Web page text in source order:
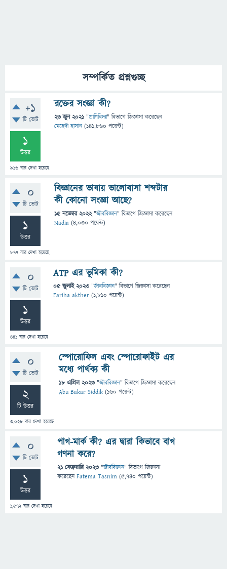
সম্পর্কিত প্রশ্নগুচ্ছ
+1
টি ভোট
1
উত্তর
916 বার দেখা হয়েছে
রক্তের সংজ্ঞা কী?
23 জুন 2021 "প্রাণিবিদ্যা" বিভাগে জিজ্ঞাসাকরেছেন
মেহেদী হাসান (141,860 পয়েন্ট)
0
টি ভোট
1
উত্তর
877 বার দেখা হয়েছে
বিজ্ঞানের ভাষায় ভালোবাসা শব্দটার
কী কোনো সংজ্ঞা আছে?
15 নভেম্বর 2022 "জীববিজ্ঞান" বিভাগে জিজ্ঞাসাকরেছেন
Nadia (4,030 পয়েন্ট)
0
টি ভোট
1
উত্তর
441 বার দেখা হয়েছে
ATP এর ভূমিকা কী?
05 জুলাই 2023 "জীববিজ্ঞান" বিভাগে জিজ্ঞাসাকরেছেন
Fariha akther (1,810 পয়েন্ট)
0
টি ভোট
2
টি উত্তর
3,028 বার দেখা হয়েছে
স্পোরোফিল এবং স্পোরোফাইট এর
মধ্যে পার্থক্য কী
18 এপ্রিল 2023 "জীববিজ্ঞান" বিভাগে জিজ্ঞাসাকরেছেন
Abu Bakar Siddik (160 পয়েন্ট)
0
টি ভোট
1
উত্তর
1,572বার দেখা হয়েছে
পাগ-মার্ক কী? এর দ্বারা কিভাবে বাগ
গণনা করে?
21 ফেব্রুয়ারি 2023 "জীববিজ্ঞান" বিভাগে জিজ্ঞাসা
করেছেনFatema Tasnim (5,740 পয়েন্ট)